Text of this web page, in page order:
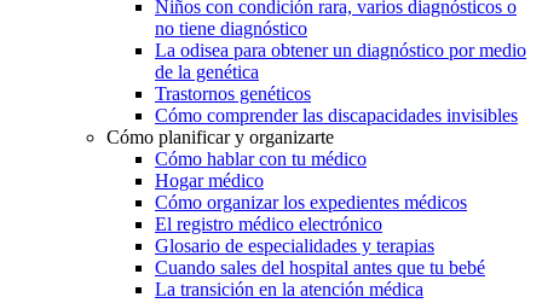
Niños con condición rara, varios diagnósticos o
no tiene diagnóstico
La odisea para obtener un diagnóstico por medio
de la genética
Trastornos genéticos
Cómo comprender las discapacidades invisibles
Cómo planificar y organizarte
Cómo hablar con tu médico
Hogar médico
Cómo organizar los expedientes médicos
El registro médico electrónico
Glosario de especialidades y terapias
Cuando sales del hospital antes que tu bebé
La transición en la atención médica